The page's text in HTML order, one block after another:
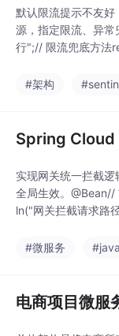
默认限流提示不友
源，指定限流、异
行";// 限流兜底方法
配置规则触发限流
#架构
Spring Cloud
实现网关统一拦截
全局生效。
ln("网关拦截请求路
o.fromRunnable(()
#微服务 #java
电商项目微服